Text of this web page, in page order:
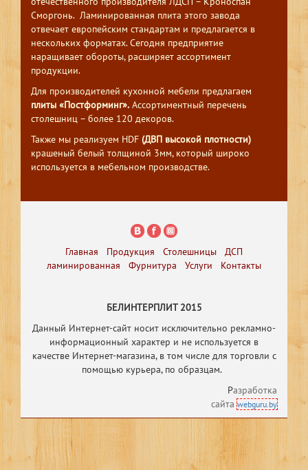
Сморгонь. Ламинированная плита этого завода
отвечает европейским стандартам и предлагается в
нескольких форматах. Сегодня предприятие
наращивает обороты, расширяет ассортимент
продукции.
Для производителей кухонной мебели предлагаем
плиты «Постформинг». Ассортиментный перечень
столешниц – более 120 декоров.
Также мы реализуем HDF (ДВП высокой плотности)
крашеный белый толщиной 3мм, который широко
используется в мебельном производстве.
Главная Продукция Столешницы
ДСП
ламинированная
Фурнитура Услуги Контакты
БЕЛИНТЕРПЛИТ 2015
Данный Интернет-сайт носит исключительно рекламно-
информационный характер и не используется в
качестве Интернет-магазина, в том числе для торговли с
помощью курьера, по образцам.
Разработка
сайтаwebguru.by